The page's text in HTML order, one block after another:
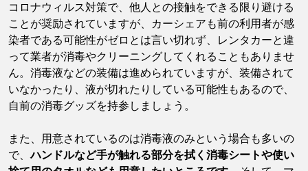
コロナウィルス対策で、他人との接触をできる限り避ける
ことが奨励されていますが、カーシェアも前の利用者が感
染者である可能性がゼロとは言い切れず、レンタカーと違
って業者が消毒やクリーニングしてくれることもありませ
ん。消毒液などの装備は進められていますが、装備されて
いなかったり、液が切れたりしている可能性もあるので、
自前の消毒グッズを持参しましょう。
また、用意されているのは消毒液のみという場合も多いの
で、ハンドルなど手が触れる部分を拭く消毒シートや使い